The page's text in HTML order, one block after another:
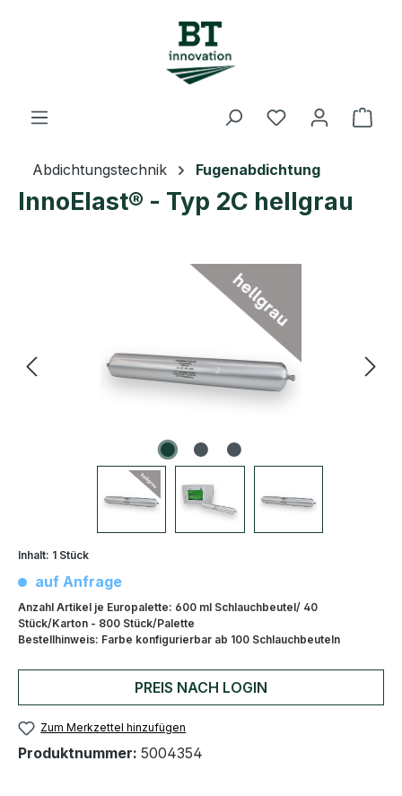
Zum Hauptinhalt springen
Du hast 0
Abdichtungstechnik Fugenabdichtung
InnoElast® - Typ 2C hellgrau
Bildergalerie überspringen
Inhalt: 1 Stück
auf Anfrage
Anzahl Artikel je Europalette: 600 ml Schlauchbeutel/ 40
Stück/Karton - 800 Stück/Palette
Bestellhinweis: Farbe konfigurierbar ab 100 Schlauchbeuteln
PREIS NACH LOGIN
Zum Merkzettel hinzufügen
Produktnummer: 5004354